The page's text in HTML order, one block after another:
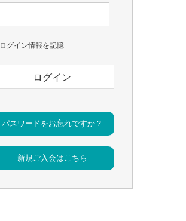
ログイン情報を記憶
パスワードをお忘れですか？
新規ご入会はこちら